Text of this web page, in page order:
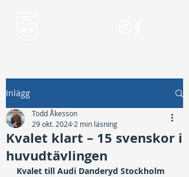
Inlägg
Kvalet klart – 15 svenskor i
huvudtävlingen
Todd Åkesson
29 okt. 2024 2 min läsning
Kvalet till Audi Danderyd Stockholm